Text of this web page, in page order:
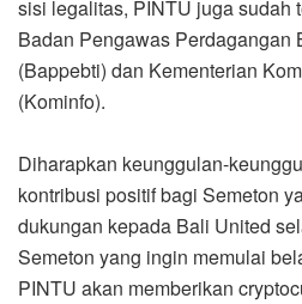
sisi legalitas, PINTU juga sudah
Badan Pengawas Perdagangan
(Bappebti) dan Kementerian
(Kominfo).
Diharapkan keunggulan-
kontribusi positif bagi Semeton
dukungan kepada Bali United
Semeton yang ingin memulai
PINTU akan memberikan